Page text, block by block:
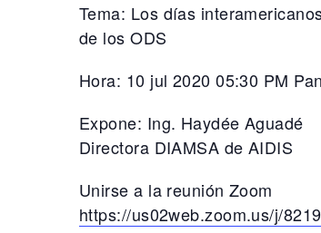
Tema: Los días
de los ODS
Hora: 10 jul 2020 05:30 PM
Expone: Ing. Haydée Aguadé
Directora DIAMSA de AIDIS
Unirse a la reunión Zoom
https://us02web.zoom.us/j/